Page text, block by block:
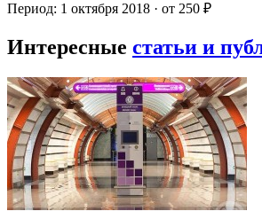
Период: 1 октября 2018 · от 250 ₽
Интересные статьи и